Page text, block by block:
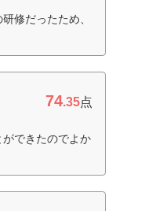
修だったため、
74.35点
できたのでよか